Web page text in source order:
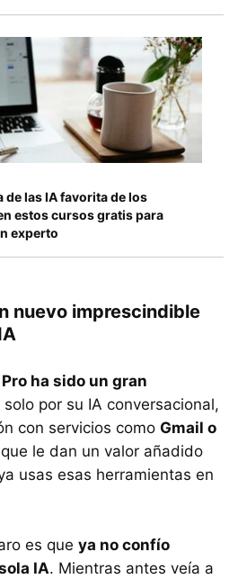
de las IA favorita de los
estos cursos gratis para
experto
nuevo imprescindible
ha sido un gran
solo por su IA conversacional,
con servicios como Gmail o
le dan un valor añadido
usas esas herramientas en
es que ya no confío
IA. Mientras antes veía a